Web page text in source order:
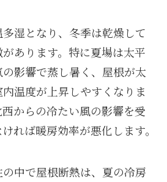
湿となり、冬季は乾燥して
あります。特に夏場は太平
影響で蒸し暑く、屋根が太
温度が上昇しやすくなりま
からの冷たい風の影響を受
れば暖房効率が悪化します。
中で屋根断熱は、夏の冷房